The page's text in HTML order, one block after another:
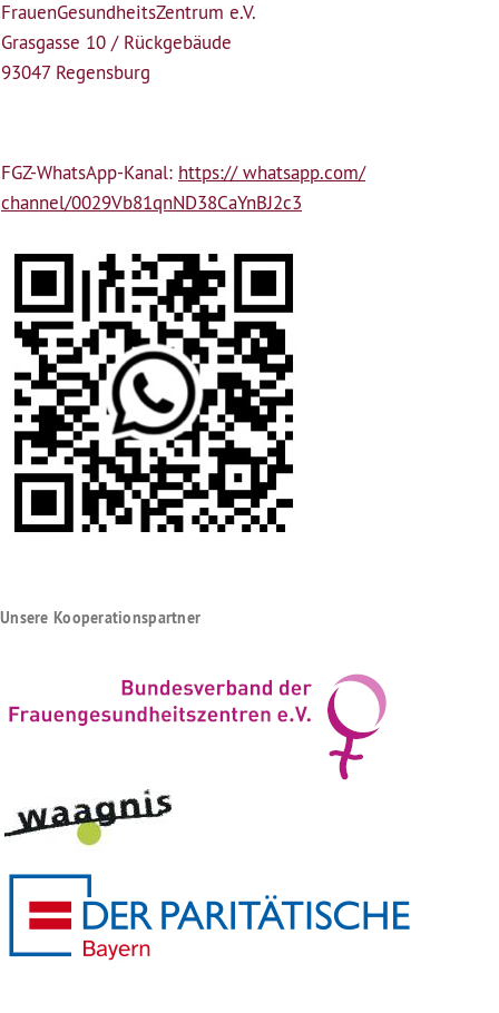
Frauen­Gesundheits­Zentrum e.V.
Grasgasse 10 / Rückgebäude
93047 Regensburg
FGZ-WhatsApp-Kanal: https:// whatsapp.com/
channel/0029Vb81qnND38CaYnBJ2c3
Unsere Kooperationspartner